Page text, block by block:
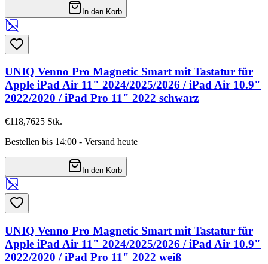
In den Korb
UNIQ Venno Pro Magnetic Smart mit Tastatur für
Apple iPad Air 11" 2024/2025/2026 / iPad Air 10.9"
2022/2020 / iPad Pro 11" 2022 schwarz
€118,7625 Stk.
Bestellen bis 14:00 - Versand heute
In den Korb
UNIQ Venno Pro Magnetic Smart mit Tastatur für
Apple iPad Air 11" 2024/2025/2026 / iPad Air 10.9"
2022/2020 / iPad Pro 11" 2022 weiß